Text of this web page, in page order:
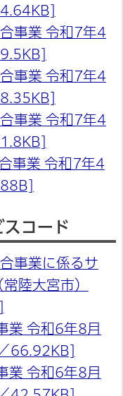
事業 令和7年4
事業 令和7年4
事業 令和7年4
事業 令和7年4
コード
事業に係るサ
陸大宮市）
業 令和6年8月
66.92KB]
業 令和6年8月